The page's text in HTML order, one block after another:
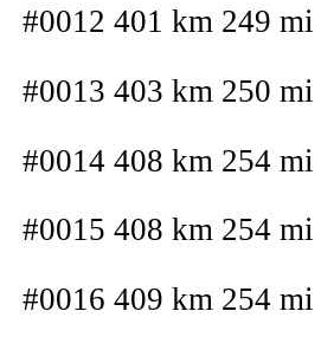
#0012 401 km 249 mi
#0013 403 km 250 mi
#0014 408 km 254 mi
#0015 408 km 254 mi
#0016 409 km 254 mi